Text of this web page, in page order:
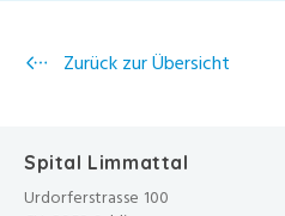
Zurück zur Übersicht
Spital Limmattal
Urdorferstrasse 100